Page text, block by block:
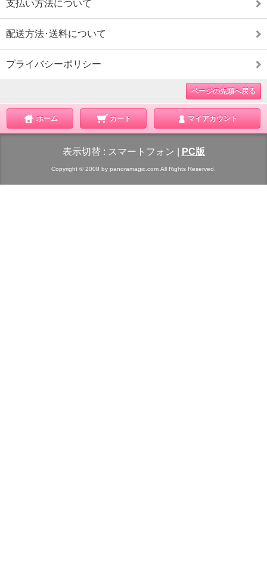
支払い方法について
配送方法･送料について
プライバシーポリシー
ページの先頭へ戻る
ホーム カート マイアカウント
表示切替 : スマートフォン PC版
Copyright © 2008 by panoramagic.com All Rights Reserved.